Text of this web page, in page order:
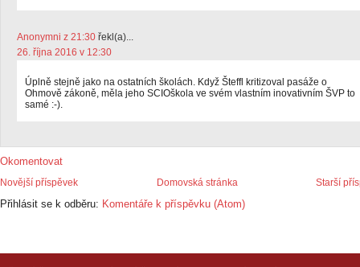
Anonymni z 21:30 řekl(a)...
26. října 2016 v 12:30
Úplně stejně jako na ostatních školách. Když Šteffl kritizoval pasáže o
Ohmově zákoně, měla jeho SCIOškola ve svém vlastním inovativním ŠVP to
samé :-).
Okomentovat
Novější příspěvek Starší
Domovská stránka
Přihlásit se k odběru: Komentáře k příspěvku (Atom)